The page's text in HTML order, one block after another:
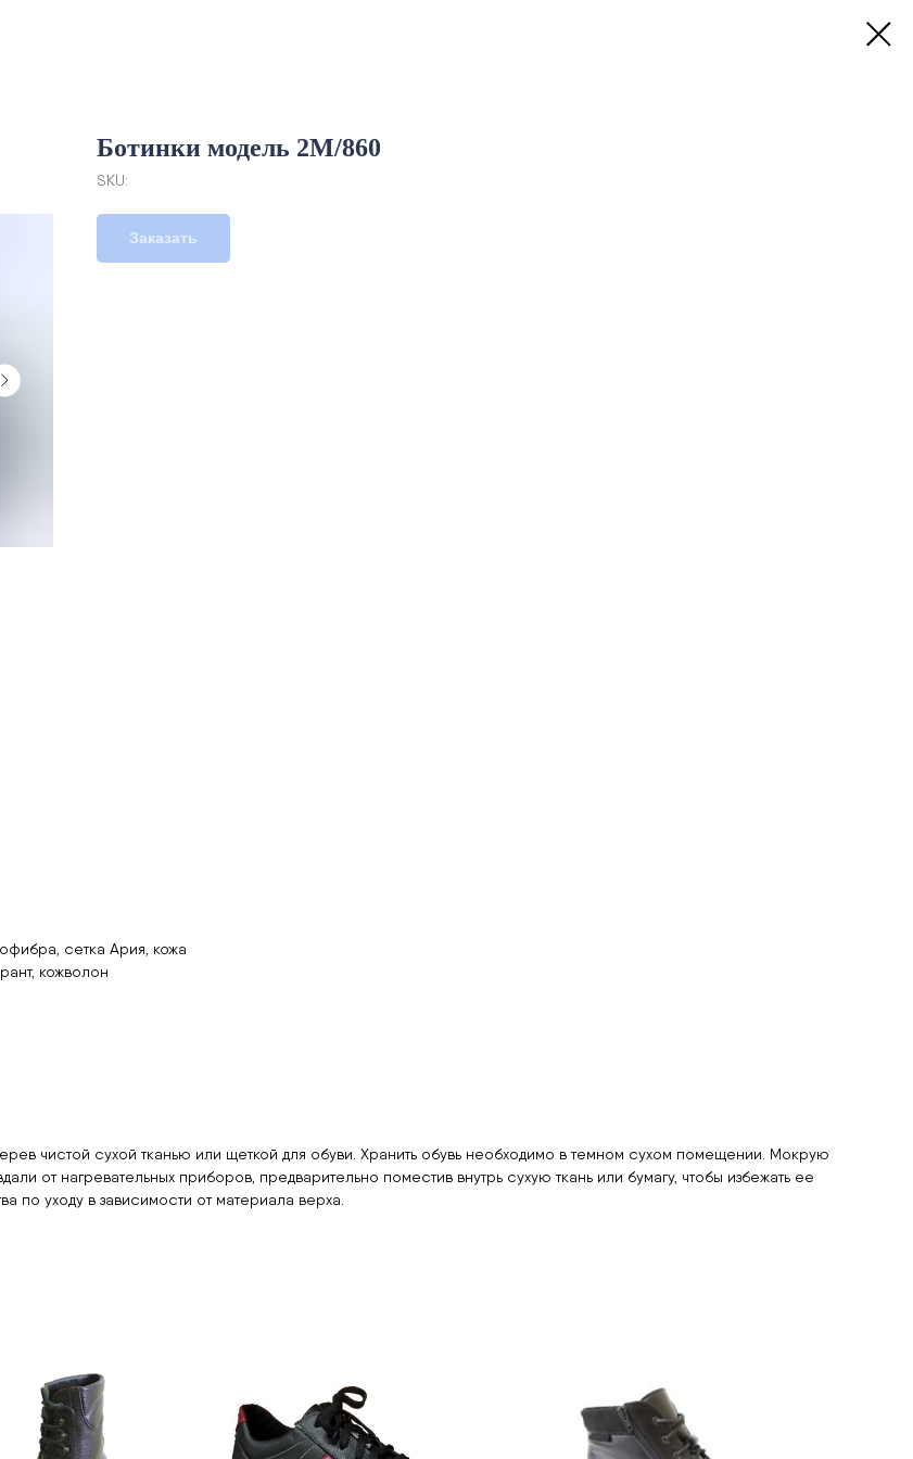
Ботинки модель 2М/860
SKU:
Заказать
сетка Ария, кожа
кожволон
чистой сухой тканью или щеткой для обуви. Хранить обувь необходимо в темном сухом помещении. Мокрую
от нагревательных приборов, предварительно поместив внутрь сухую ткань или бумагу, чтобы избежать ее
по уходу в зависимости от материала верха.